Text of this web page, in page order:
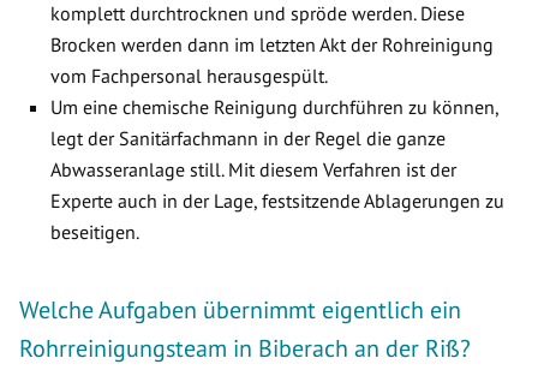
komplett durchtrocknen und spröde werden. Diese
Brocken werden dann im letzten Akt der Rohreinigung
vom Fachpersonal herausgespült.
Um eine chemische Reinigung durchführen zu können,
legt der Sanitärfachmann in der Regel die ganze
Abwasseranlage still. Mit diesem Verfahren ist der
Experte auch in der Lage, festsitzende Ablagerungen zu
beseitigen.
Welche Aufgaben übernimmt eigentlich ein
Rohrreinigungsteam in Biberach an der Riß?